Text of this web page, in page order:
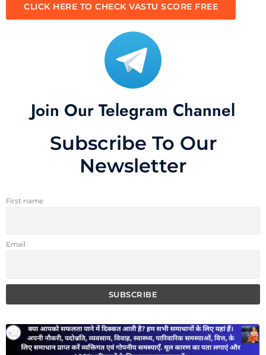
CLICK HERE TO CHECK VASTU SCORE FREE
Join Our Telegram Channel
Subscribe To Our
Newsletter
First name
Email